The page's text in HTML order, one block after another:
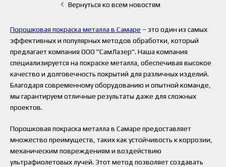
Вернуться ко всем новостям
Порошковая покраска металла в Самаре – это один из самых
эффективных и популярных методов обработки, который
предлагает компания ООО "СамЛазер". Наша компания
специализируется на покраске металла, обеспечивая высокое
качество и долговечность покрытий для различных изделий.
Благодаря современному оборудованию и опытной команде,
мы гарантируем отличные результаты даже для сложных
проектов.
Порошковая покраска металла в Самаре предоставляет
множество преимуществ, таких как устойчивость к коррозии,
механическим повреждениям и воздействию
ультрафиолетовых лучей. Этот метод позволяет создавать